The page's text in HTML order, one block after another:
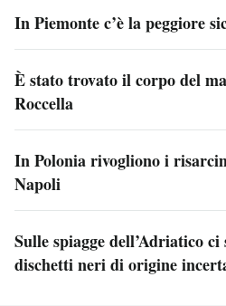
In Piemonte c’è la peggiore
È stato trovato il corpo del
Roccella
In Polonia rivogliono i
Napoli
Sulle spiagge dell’Adriatico
dischetti neri di origine